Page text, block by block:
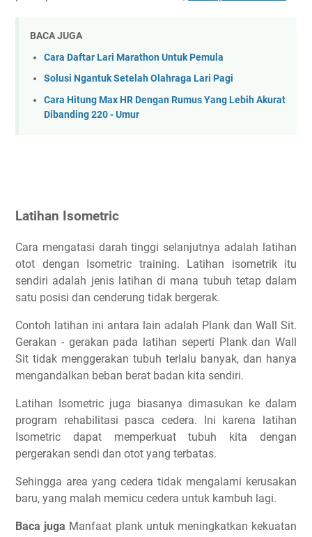
BACA JUGA
Cara Daftar Lari Marathon Untuk Pemula
Solusi Ngantuk Setelah Olahraga Lari Pagi
Cara Hitung Max HR Dengan Rumus Yang Lebih Akurat
Dibanding 220 - Umur
Latihan Isometric
Cara mengatasi darah tinggi selanjutnya adalah latihan
otot dengan Isometric training. Latihan isometrik itu
sendiri adalah jenis latihan di mana tubuh tetap dalam
satu posisi dan cenderung tidak bergerak.
Contoh latihan ini antara lain adalah Plank dan Wall Sit.
Gerakan - gerakan pada latihan seperti Plank dan Wall
Sit tidak menggerakan tubuh terlalu banyak, dan hanya
mengandalkan beban berat badan kita sendiri.
Latihan Isometric juga biasanya dimasukan ke dalam
program rehabilitasi pasca cedera. Ini karena latihan
Isometric dapat memperkuat tubuh kita dengan
pergerakan sendi dan otot yang terbatas.
Sehingga area yang cedera tidak mengalami kerusakan
baru, yang malah memicu cedera untuk kambuh lagi.
Baca juga Manfaat plank untuk meningkatkan kekuatan